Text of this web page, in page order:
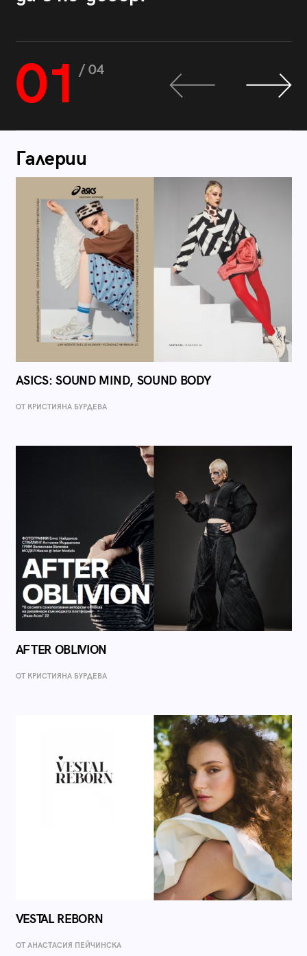
01 / 04
Галерии
ASICS: SOUND MIND, SOUND BODY
ОТ КРИСТИЯНА БУРДЕВА
AFTER OBLIVION
ОТ КРИСТИЯНА БУРДЕВА
VESTAL REBORN
ОТ AНАСТАСИЯ ПЕЙЧИНСКА